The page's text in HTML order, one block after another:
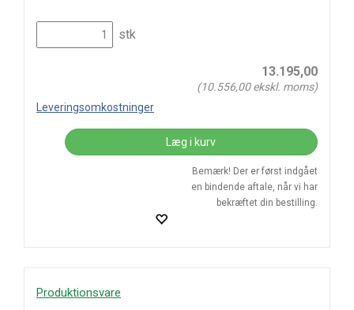
stk
13.195,00
(10.556,00ekskl. moms)
Leveringsomkostninger
Læg i kurv
Bemærk! Der er først indgået
en bindende aftale, når vi har
bekræftet din bestilling.
Produktionsvare